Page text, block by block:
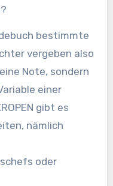
bestimmte
vergeben also
Note, sondern
einer
gibt es
nämlich
oder